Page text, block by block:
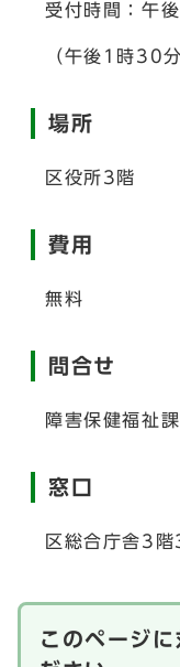
受付時間：午
（午後1時30
場所
区役所3階
費用
無料
問合せ
障害保健福祉
窓口
区総合庁舎3階
このページ